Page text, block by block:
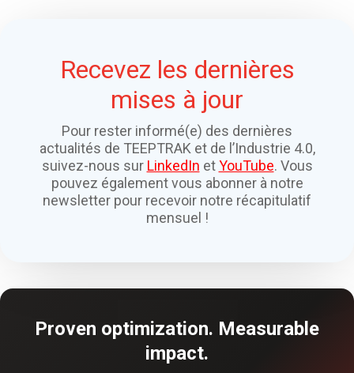
Recevez les dernières
mises à jour
Pour rester informé(e) des dernières
actualités de TEEPTRAK et de l’Industrie 4.0,
suivez-nous sur LinkedIn etYouTube. Vous
pouvez également vous abonner à notre
newsletter pour recevoir notre récapitulatif
mensuel !
Proven optimization. Measurable
impact.